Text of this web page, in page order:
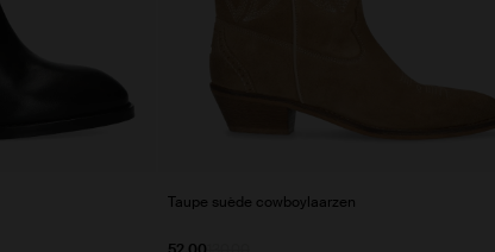
Taupe suède cowboylaarzen